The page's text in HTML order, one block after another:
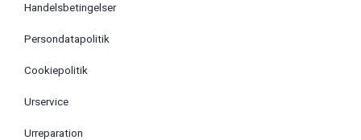
Handelsbetingelser
Persondatapolitik
Cookiepolitik
Urservice
Urreparation